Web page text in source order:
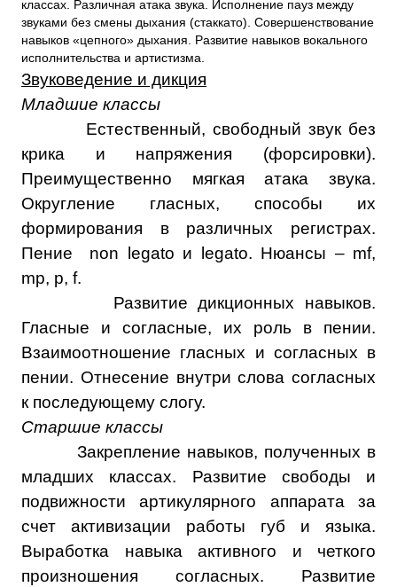
классах. Различная атака звука. Исполнение пауз между
звуками без смены дыхания (стаккато). Совершенствование
навыков «цепного» дыхания. Развитие навыков вокального
исполнительства и артистизма.
Звуковедение и дикция
Младшие классы
Естественный, свободный звук без
крика и напряжения (форсировки).
Преимущественно мягкая атака звука.
Округление гласных, способы их
формирования в различных регистрах.
Пение non legato и legato. Нюансы – mf,
mp, p, f.
Развитие дикционных навыков.
Гласные и согласные, их роль в пении.
Взаимоотношение гласных и согласных в
пении. Отнесение внутри слова согласных
к последующему слогу.
Старшие классы
Закрепление навыков, полученных в
младших классах. Развитие свободы и
подвижности артикулярного аппарата за
счет активизации работы губ и языка.
Выработка навыка активного и четкого
произношения согласных. Развитие